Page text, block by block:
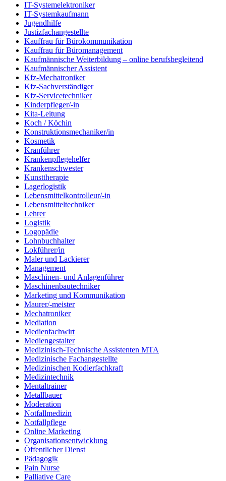
IT-Systemelektroniker
IT-Systemkaufmann
Jugendhilfe
Justizfachangestellte
Kauffrau für Bürokommunikation
Kauffrau für Büromanagement
Kaufmännische Weiterbildung – online berufsbegleitend
Kaufmännischer Assistent
Kfz-Mechatroniker
Kfz-Sachverständiger
Kfz-Servicetechniker
Kinderpfleger/-in
Kita-Leitung
Koch / Köchin
Konstruktionsmechaniker/in
Kosmetik
Kranführer
Krankenpflegehelfer
Krankenschwester
Kunsttherapie
Lagerlogistik
Lebensmittelkontrolleur/-in
Lebensmitteltechniker
Lehrer
Logistik
Logopädie
Lohnbuchhalter
Lokführer/in
Maler und Lackierer
Management
Maschinen- und Anlagenführer
Maschinenbautechniker
Marketing und Kommunikation
Maurer/-meister
Mechatroniker
Mediation
Medienfachwirt
Mediengestalter
Medizinisch-Technische Assistenten MTA
Medizinische Fachangestellte
Medizinischen Kodierfachkraft
Medizintechnik
Mentaltrainer
Metallbauer
Moderation
Notfallmedizin
Notfallpflege
Online Marketing
Organisationsentwicklung
Öffentlicher Dienst
Pädagogik
Pain Nurse
Palliative Care